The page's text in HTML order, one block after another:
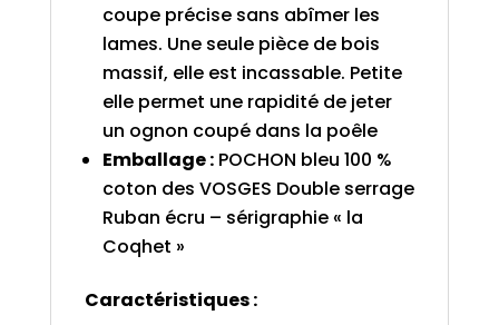
coupe précise sans abîmer les
lames. Une seule pièce de bois
massif, elle est incassable. Petite
elle permet une rapidité de jeter
un ognon coupé dans la poêle
Emballage :POCHON bleu 100 %
coton des VOSGES Double serrage
Ruban écru – sérigraphie « la
Coqhet »
Caractéristiques :